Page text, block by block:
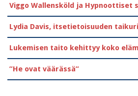
Viggo Wallensköld ja Hypnoottiset
Lydia Davis, itsetietoisuuden taikuri
Lukemisen taito kehittyy koko
”He ovat väärässä”